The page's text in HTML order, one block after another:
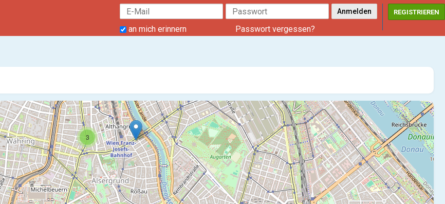
an mich erinnern Passwort vergessen?
REGISTRIEREN
3